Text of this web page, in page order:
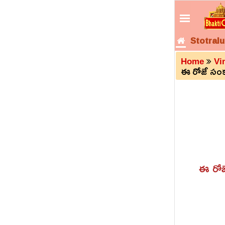
Stotralu
Home
ఈ రోజే
ఈ